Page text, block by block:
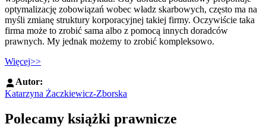
optymalizację zobowiązań wobec władz skarbowych, często ma na
myśli zmianę struktury korporacyjnej takiej firmy. Oczywiście taka
firma może to zrobić sama albo z pomocą innych doradców
prawnych. My jednak możemy to zrobić kompleksowo.
Więcej>>
Autor:
Katarzyna Żaczkiewicz-Zborska
Polecamy książki prawnicze